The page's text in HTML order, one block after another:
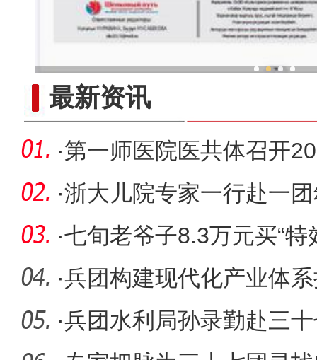
最新资讯
·第一师医院医共体召开
节”文艺演
·浙大儿院专家一行赴一
天性心脏
·七旬老爷子8.3万元买“特
暂停健
·兵团构建现代化产业体
实
·兵团水利局孙录勤赴三